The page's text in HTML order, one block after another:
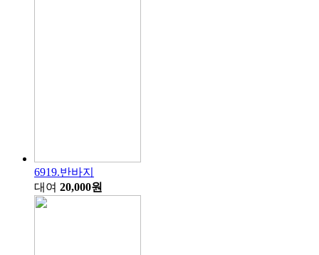
6919.반바지
대여 20,000원